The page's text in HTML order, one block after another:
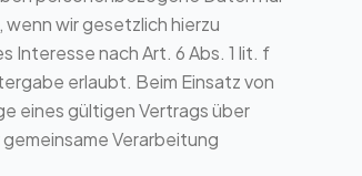
wir gesetzlich hierzu
nach Art. 6 Abs. 1 lit. f
erlaubt. Beim Einsatz von
eines gültigen Vertrags über
Verarbeitung